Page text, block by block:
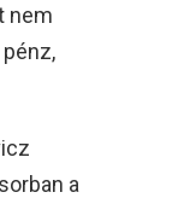
nem
a